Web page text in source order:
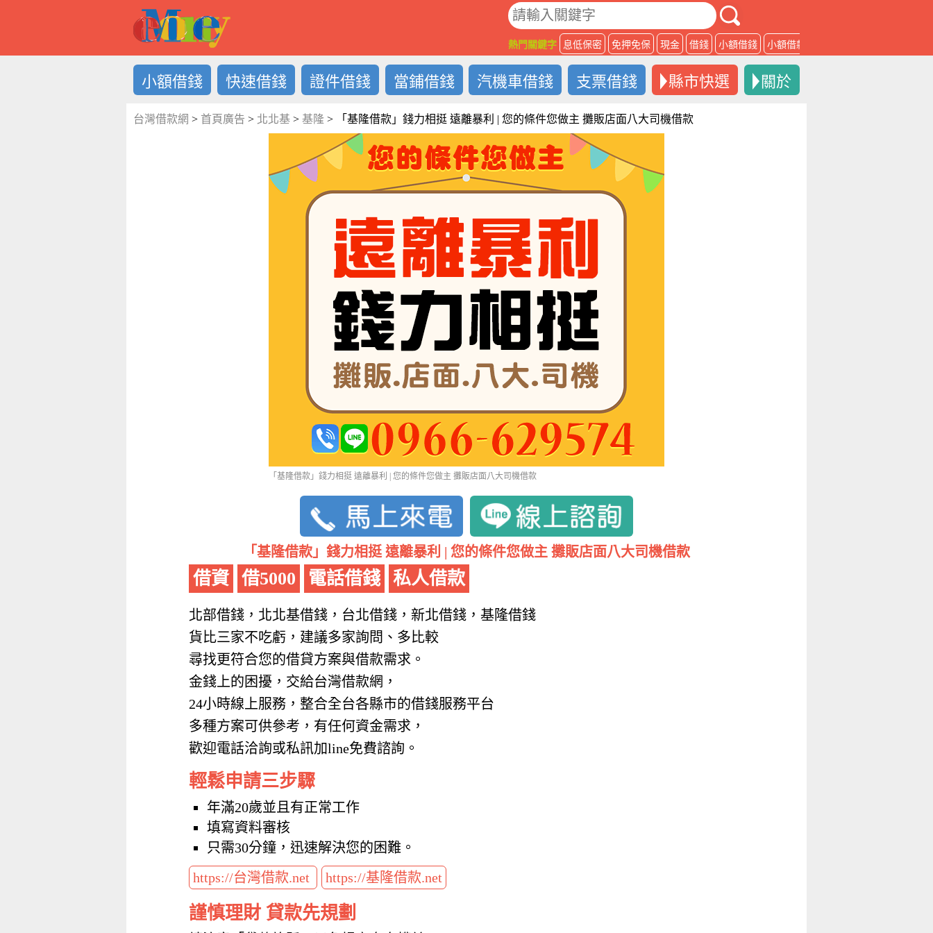
熱門關鍵字 息低保密 免押免保 現金 借錢 小額借錢 小額借款
小額借錢 快速借錢 證件借錢 當鋪借錢 汽機車借錢 支票借錢 縣市快選 關於
台灣借款網 > 首頁廣告 > 北北基 > 基隆 > 「基隆借款」錢力相挺 遠離暴利 | 您的條件您做主 攤販店面八大司機借款
「基隆借款」錢力相挺 遠離暴利 | 您的條件您做主 攤販店面八大司機借款
「基隆借款」錢力相挺 遠離暴利 | 您的條件您做主 攤販店面八大司機借款
借資 借5000 電話借錢 私人借款
北部借錢，北北基借錢，台北借錢，新北借錢，基隆借錢
貨比三家不吃虧，建議多家詢問、多比較
尋找更符合您的借貸方案與借款需求。
金錢上的困擾，交給台灣借款網，
24小時線上服務，整合全台各縣市的借錢服務平台
多種方案可供參考，有任何資金需求，
歡迎電話洽詢或私訊加line免費諮詢。
輕鬆申請三步驟
年滿20歲並且有正常工作
填寫資料審核
只需30分鐘，迅速解決您的困難。
https://台灣借款.net
https://基隆借款.net
謹慎理財 貸款先規劃